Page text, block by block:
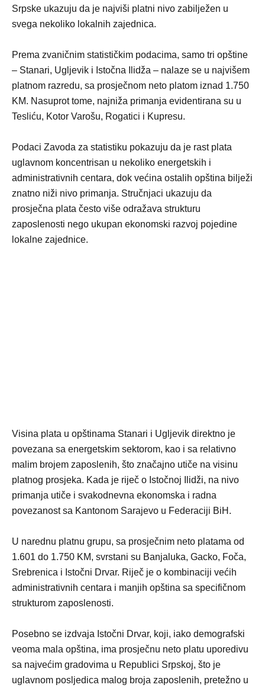
Srpske ukazuju da je najviši platni nivo zabilježen u
svega nekoliko lokalnih zajednica.
Prema zvaničnim statističkim podacima, samo tri opštine
– Stanari, Ugljevik i Istočna Ilidža – nalaze se u najvišem
platnom razredu, sa prosječnom neto platom iznad 1.750
KM. Nasuprot tome, najniža primanja evidentirana su u
Tesliću, Kotor Varošu, Rogatici i Kupresu.
Podaci Zavoda za statistiku pokazuju da je rast plata
uglavnom koncentrisan u nekoliko energetskih i
administrativnih centara, dok većina ostalih opština bilježi
znatno niži nivo primanja. Stručnjaci ukazuju da
prosječna plata često više odražava strukturu
zaposlenosti nego ukupan ekonomski razvoj pojedine
lokalne zajednice.
Visina plata u opštinama Stanari i Ugljevik direktno je
povezana sa energetskim sektorom, kao i sa relativno
malim brojem zaposlenih, što značajno utiče na visinu
platnog prosjeka. Kada je riječ o Istočnoj Ilidži, na nivo
primanja utiče i svakodnevna ekonomska i radna
povezanost sa Kantonom Sarajevo u Federaciji BiH.
U narednu platnu grupu, sa prosječnim neto platama od
1.601 do 1.750 KM, svrstani su Banjaluka, Gacko, Foča,
Srebrenica i Istočni Drvar. Riječ je o kombinaciji većih
administrativnih centara i manjih opština sa specifičnom
strukturom zaposlenosti.
Posebno se izdvaja Istočni Drvar, koji, iako demografski
veoma mala opština, ima prosječnu neto platu uporedivu
sa najvećim gradovima u Republici Srpskoj, što je
uglavnom posljedica malog broja zaposlenih, pretežno u